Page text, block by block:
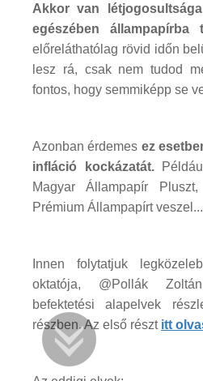
Akkor van
egészében állampapírba
előreláthatólag rövid időn
lesz rá, csak nem tudod
fontos, hogy semmiképp se
Azonban érdemes ez
infláció kockázatát.
Magyar Állampapír
Prémium Állampapírt veszel...
Innen folytatjuk
oktatója, @Pollák
befektetési alapelvek
részben. Az első részt itt